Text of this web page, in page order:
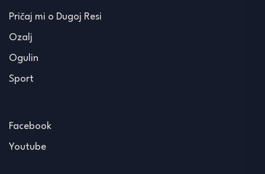
Pričaj mi o Dugoj Resi
Ozalj
Ogulin
Sport
Facebook
Youtube